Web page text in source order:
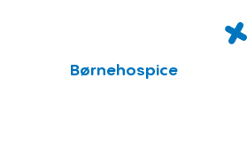
Børnehospice